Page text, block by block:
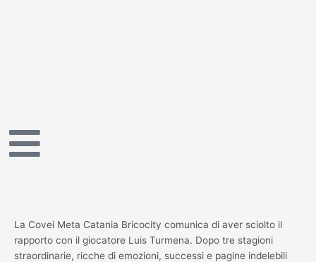
La Covei Meta Catania Bricocity comunica di aver sciolto il
rapporto con il giocatore Luis Turmena. Dopo tre stagioni
straordinarie, ricche di emozioni, successi e pagine indelebili